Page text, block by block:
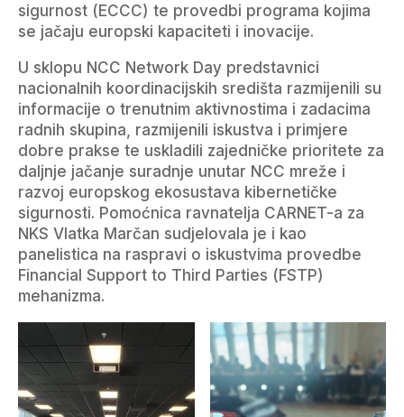
sigurnost (ECCC) te provedbi programa kojima
se jačaju europski kapaciteti i inovacije.
U sklopu NCC Network Day predstavnici
nacionalnih koordinacijskih središta razmijenili su
informacije o trenutnim aktivnostima i zadacima
radnih skupina, razmijenili iskustva i primjere
dobre prakse te uskladili zajedničke prioritete za
daljnje jačanje suradnje unutar NCC mreže i
razvoj europskog ekosustava kibernetičke
sigurnosti. Pomoćnica ravnatelja CARNET-a za
NKS Vlatka Marčan sudjelovala je i kao
panelistica na raspravi o iskustvima provedbe
Financial Support to Third Parties (FSTP)
mehanizma.